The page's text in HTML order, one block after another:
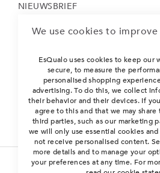
NIEUWSBRIEF
ABONNEREN
We use cookies to
EsQualo uses cookies to keep our
secure, to measure the
personalised shopping
advertising. To do this, we collect
their behavior and their devices. If
agree to this and that we may
third parties, such as our marketing
we will only use essential cookies
not receive personalised content.
more details and to manage your
your preferences at any time. For